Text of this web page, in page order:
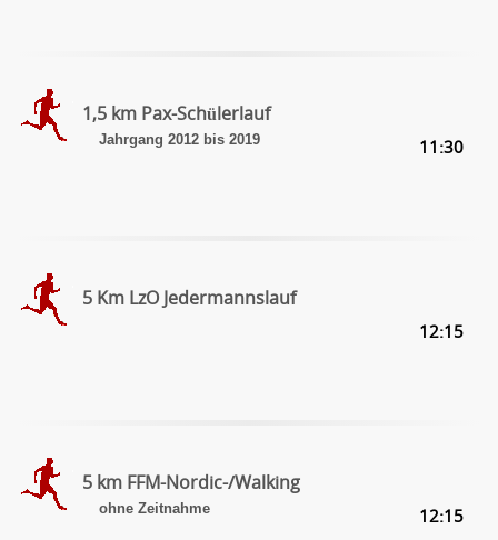
1,5 km Pax-Schülerlauf
Jahrgang 2012 bis 2019 11:30
5 Km LzO Jedermannslauf
12:15
5 km FFM-Nordic-/Walking
ohne Zeitnahme 12:15